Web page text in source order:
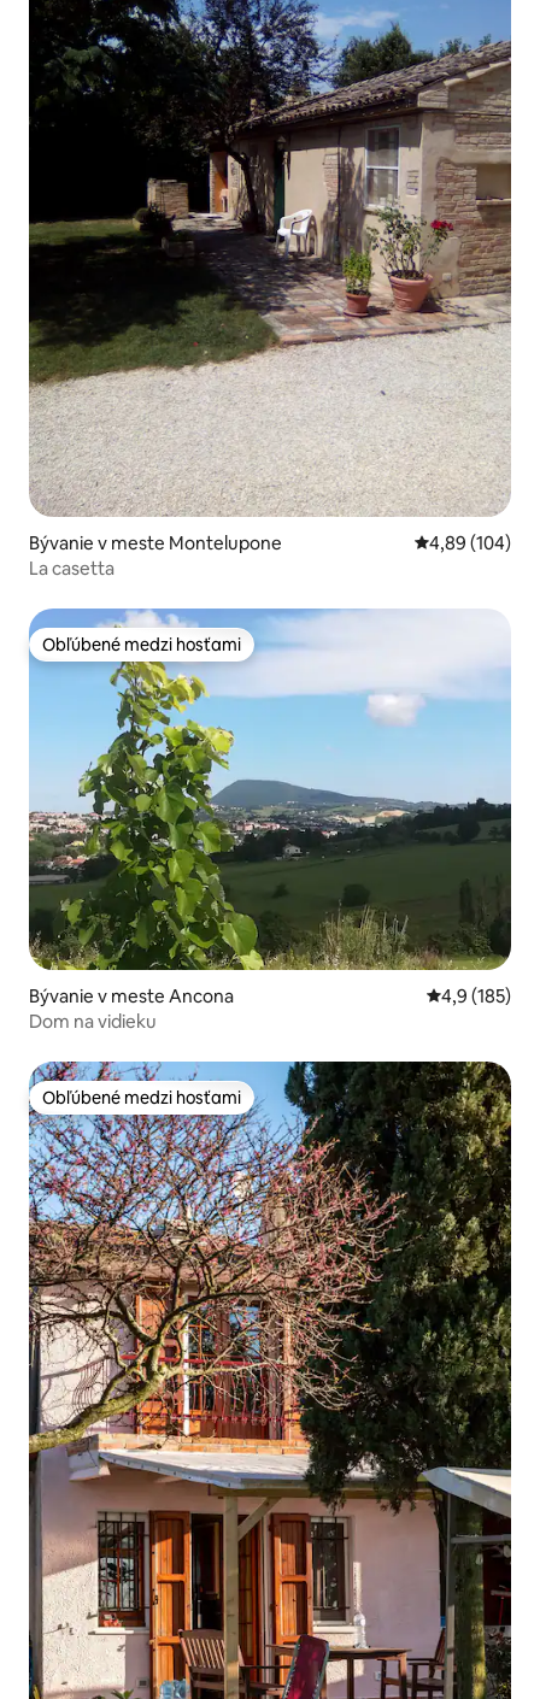
Bývanie v meste Montelupone Priemerné
4,89 (104)
La casetta
Obľúbené medzi hosťami
Obľúbené medzi hosťami
Bývanie v meste Ancona Priemerné
4,9 (185)
Dom na vidieku
Obľúbené medzi hosťami
Obľúbené medzi hosťami